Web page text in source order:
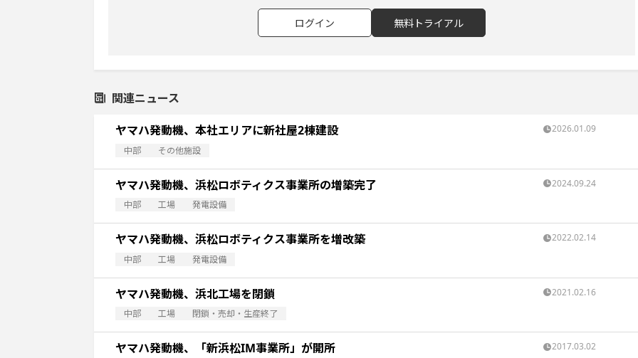
ログイン 無料トライアル
関連ニュース
ヤマハ発動機、本社エリアに新社屋2棟建設
中部 その他施設
2026.01.09
ヤマハ発動機、浜松ロボティクス事業所の増築完了
中部 工場 発電設備
2024.09.24
ヤマハ発動機、浜松ロボティクス事業所を増改築
中部 工場 発電設備
2022.02.14
ヤマハ発動機、浜北工場を閉鎖
中部 工場 閉鎖・売却・生産終了
2021.02.16
ヤマハ発動機、「新浜松IM事業所」が開所 2017.03.02